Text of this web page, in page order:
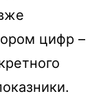
цифр –